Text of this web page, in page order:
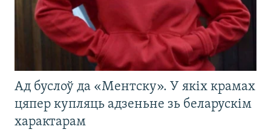
Ад буслоў да «Ментску». У якіх крамах
цяпер купляць адзеньне зь беларускім
характарам